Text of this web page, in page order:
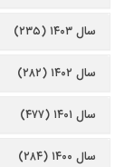
سال ۱۴۰۳ (۲۳۵)
سال ۱۴۰۲ (۲۸۲)
سال ۱۴۰۱ (۴۷۷)
سال ۱۴۰۰ (۲۸۴)